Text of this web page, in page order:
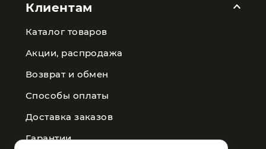
Клиентам
Каталог товаров
Акции, распродажа
Возврат и обмен
Способы оплаты
Доставка заказов
Гарантии